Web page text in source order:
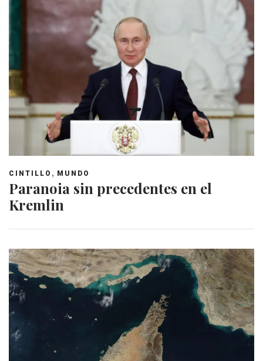
CINTILLO , MUNDO
Paranoia sin precedentes en el
Kremlin